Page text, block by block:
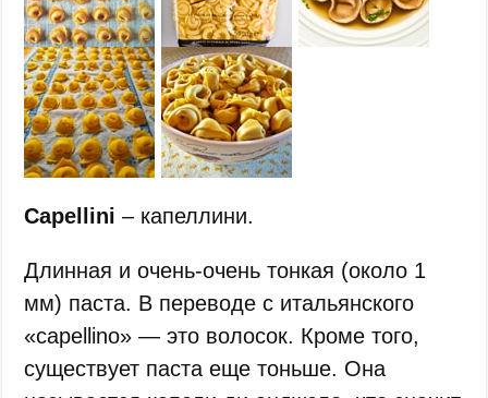
Capellini – капеллини.
Длинная и очень-очень тонкая (около 1
мм) паста. В переводе с итальянского
«capellinо» — это волосок. Кроме того,
существует паста еще тоньше. Она